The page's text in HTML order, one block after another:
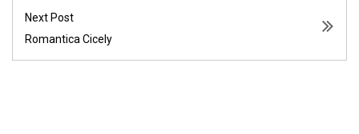
Next Post
Romantica Cicely